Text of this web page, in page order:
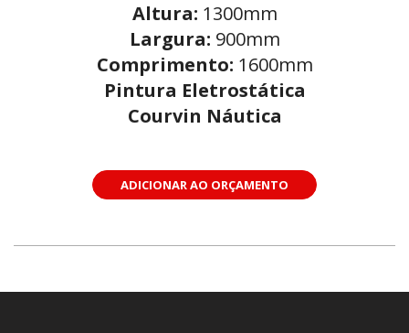
Altura: 1300mm
Largura: 900mm
Comprimento: 1600mm
Pintura Eletrostática
Courvin Náutica
ADICIONAR AO ORÇAMENTO